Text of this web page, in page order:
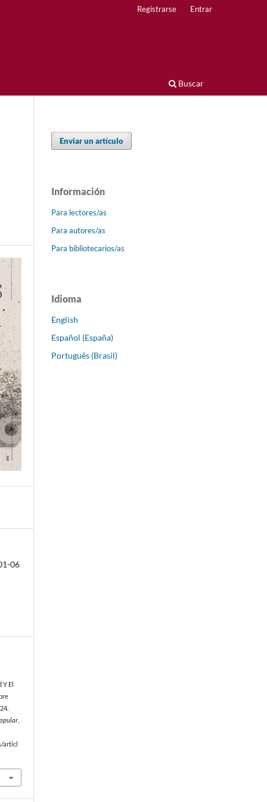
Buscar
Registrarse Entrar
06
El
,
articl
Enviar un artículo
Información
Para lectores/as
Para autores/as
Para bibliotecarios/as
Idioma
English
Español (España)
Português (Brasil)